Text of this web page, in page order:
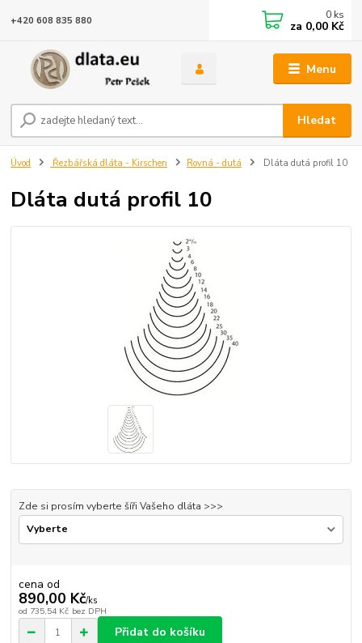
Menu
Hledat
+420 608 835 880 0 ks
za 0,00 Kč
Úvod Řezbářská dláta - Kirschen Rovná - dutá Dláta dutá profil 10
Dláta dutá profil 10
Zde si prosím vyberte šíři Vašeho dláta >>>
cena od
890,00 Kč/ks
od 735,54 Kč bez DPH
Přidat do košíku